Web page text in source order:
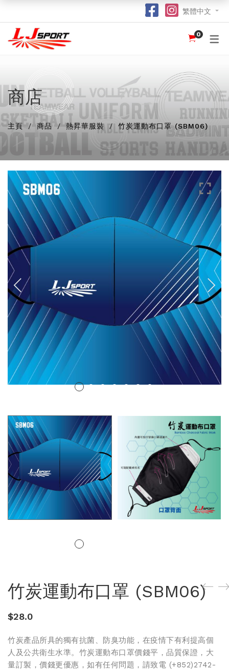
認識 LJ SPORT
為什麼選擇我們？
我們的客戶
球衣
籃球
跑步 / 田徑 hot
龍舟 hot
羽毛球 / 網球
乒乓球
保齡球
投球 (Netball)
排球
飛盤 / 跳繩
棒球
瑜伽
團體服
POLO 恤
熱昇華服裝 hot
衛衣
風褸
下身
紀念品
熱昇華強力吸水毛巾
棒球帽
索繩袋
鎖匙扣
訂購指南
竹炭運動布功能
了解熱昇華印花 hot
常用字體
不同的服裝印刷方式及特點
面料和顏色
尺寸表
訂購表格
付款方法
繁體中文
0
商店
主頁 商品 熱昇華服裝 竹炭運動布口罩 (SBM06)
竹炭運動布口罩 (SBM06)
$28.0
竹炭產品所具的獨有抗菌、防臭功能，在疫情下有利提高個
人及公共衛生水準。竹炭運動布口罩價錢平，品質保證，大
量訂製，價錢更優惠，如有任何問題，請致電 (+852)2742-